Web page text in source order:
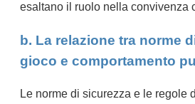
esaltano il ruolo nella convivenza
b. La relazione tra norme
gioco e comportamento
Le norme di sicurezza e le regole